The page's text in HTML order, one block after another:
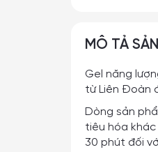
MÔ TẢ
Gel năng
từ Liên Đoàn
Dòng sản
tiêu hóa
30 phút đối